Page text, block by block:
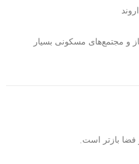
و مجتمع‌های مسکونی بسیار
بازتر است.